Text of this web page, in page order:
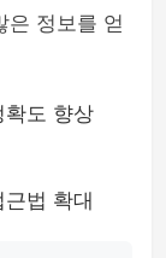
은 정보를 얻
확도 향상
법 확대